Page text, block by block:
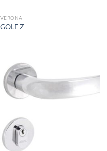
VERONA
GOLF Z